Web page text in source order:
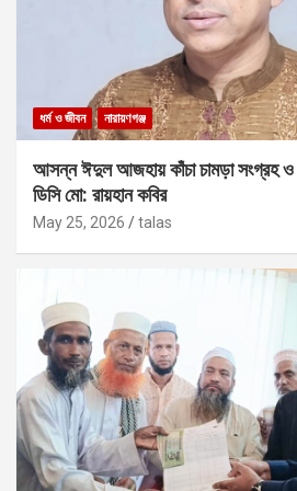
ধর্ম ও জীবন নারায়ণগঞ্জ
আসন্ন ঈদুল আজহায় কাঁচা চামড়া সংগ্রহ ও
ডিসি মো: রায়হান কবির
May 25, 2026 talas